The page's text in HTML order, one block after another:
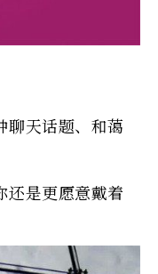
聊天话题、和蔼
还是更愿意戴着